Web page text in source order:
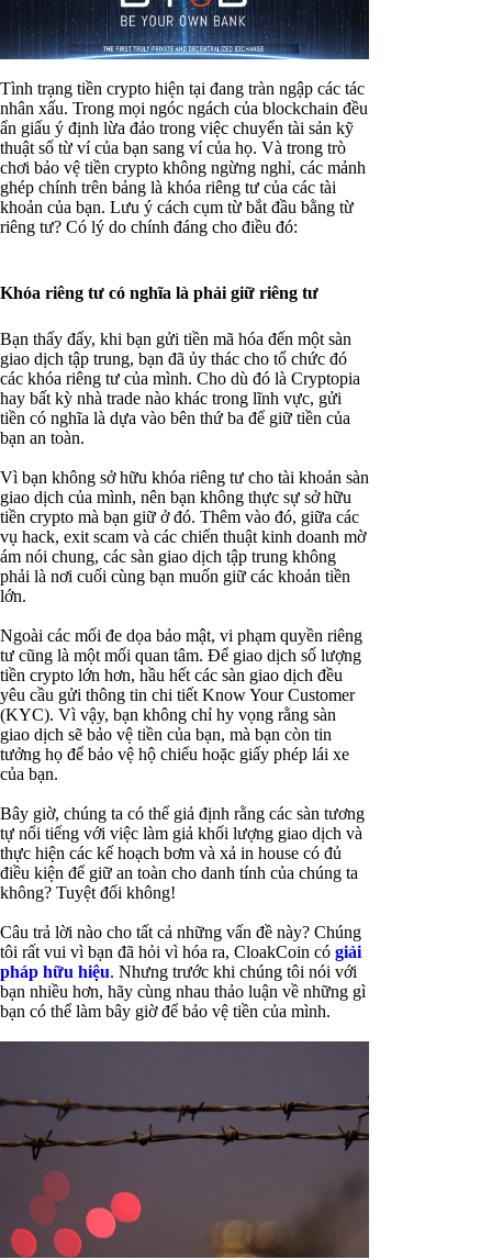
Tình trạng tiền crypto hiện tại đang tràn ngập các tác
nhân xấu. Trong mọi ngóc ngách của blockchain đều
ẩn giấu ý định lừa đảo trong việc chuyển tài sản kỹ
thuật số từ ví của bạn sang ví của họ. Và trong trò
chơi bảo vệ tiền crypto không ngừng nghỉ, các mảnh
ghép chính trên bảng là khóa riêng tư của các tài
khoản của bạn. Lưu ý cách cụm từ bắt đầu bằng từ
riêng tư? Có lý do chính đáng cho điều đó:
Khóa riêng tư có nghĩa là phải giữ riêng tư
Bạn thấy đấy, khi bạn gửi tiền mã hóa đến một sàn
giao dịch tập trung, bạn đã ủy thác cho tổ chức đó
các khóa riêng tư của mình. Cho dù đó là Cryptopia
hay bất kỳ nhà trade nào khác trong lĩnh vực, gửi
tiền có nghĩa là dựa vào bên thứ ba để giữ tiền của
bạn an toàn.
Vì bạn không sở hữu khóa riêng tư cho tài khoản sàn
giao dịch của mình, nên bạn không thực sự sở hữu
tiền crypto mà bạn giữ ở đó. Thêm vào đó, giữa các
vụ hack, exit scam và các chiến thuật kinh doanh mờ
ám nói chung, các sàn giao dịch tập trung không
phải là nơi cuối cùng bạn muốn giữ các khoản tiền
lớn.
Ngoài các mối đe dọa bảo mật, vi phạm quyền riêng
tư cũng là một mối quan tâm. Để giao dịch số lượng
tiền crypto lớn hơn, hầu hết các sàn giao dịch đều
yêu cầu gửi thông tin chi tiết Know Your Customer
(KYC). Vì vậy, bạn không chỉ hy vọng rằng sàn
giao dịch sẽ bảo vệ tiền của bạn, mà bạn còn tin
tưởng họ để bảo vệ hộ chiếu hoặc giấy phép lái xe
của bạn.
Bây giờ, chúng ta có thể giả định rằng các sàn tương
tự nổi tiếng với việc làm giả khối lượng giao dịch và
thực hiện các kế hoạch bơm và xả in house có đủ
điều kiện để giữ an toàn cho danh tính của chúng ta
không? Tuyệt đối không!
Câu trả lời nào cho tất cả những vấn đề này? Chúng
tôi rất vui vì bạn đã hỏi vì hóa ra, CloakCoin có giải
pháp hữu hiệu. Nhưng trước khi chúng tôi nói với
bạn nhiều hơn, hãy cùng nhau thảo luận về những gì
bạn có thể làm bây giờ để bảo vệ tiền của mình.